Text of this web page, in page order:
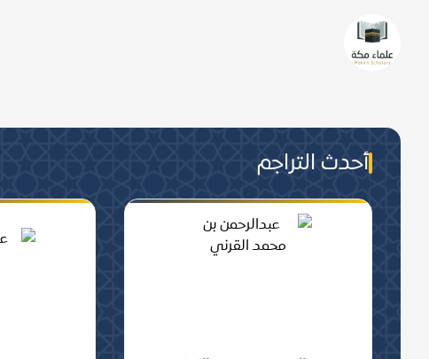
والجماعة, من أهلِ مكة المعاصرين.
أحدث التراجم